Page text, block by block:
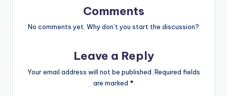
Comments
No comments yet. Why don’t you start the discussion?
Leave a Reply
Your email address will not be published. Required fields
are marked *